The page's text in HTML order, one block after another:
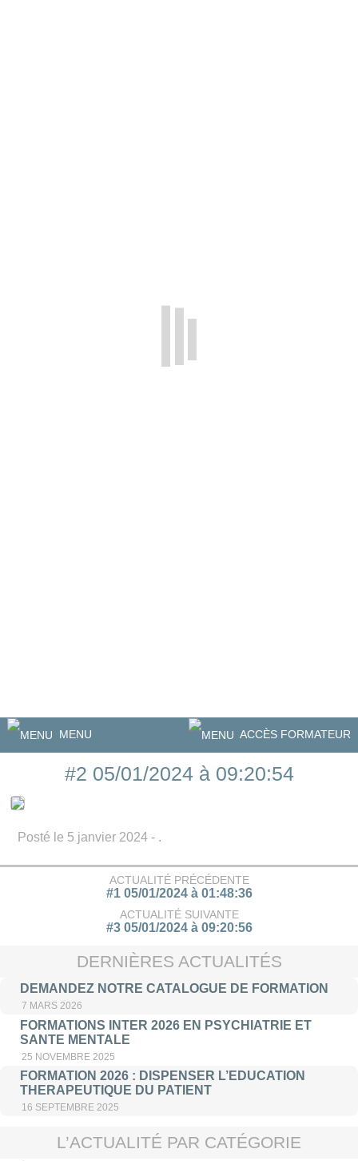
MENU ACCÈS FORMATEUR
#2 05/01/2024 à 09:20:54
Posté le 5 janvier 2024 - .
ACTUALITÉ PRÉCÉDENTE
#1 05/01/2024 à 01:48:36
ACTUALITÉ SUIVANTE
#3 05/01/2024 à 09:20:56
DERNIÈRES ACTUALITÉS
DEMANDEZ NOTRE CATALOGUE DE FORMATION
7 MARS 2026
FORMATIONS INTER 2026 EN PSYCHIATRIE ET
SANTE MENTALE
25 NOVEMBRE 2025
FORMATION 2026 : DISPENSER L’EDUCATION
THERAPEUTIQUE DU PATIENT
16 SEPTEMBRE 2025
L’ACTUALITÉ PAR CATÉGORIE